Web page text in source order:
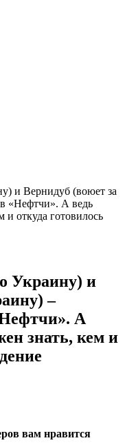
и Вернидуб (воюет за
«Нефтчи». А ведь
и откуда готовилось
Украину) и
–
А
знать, кем и
вам нравится